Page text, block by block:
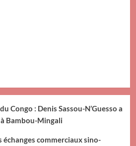
Congo : Denis Sassou-N’Guesso a
Bambou-Mingali
commerciaux sino-